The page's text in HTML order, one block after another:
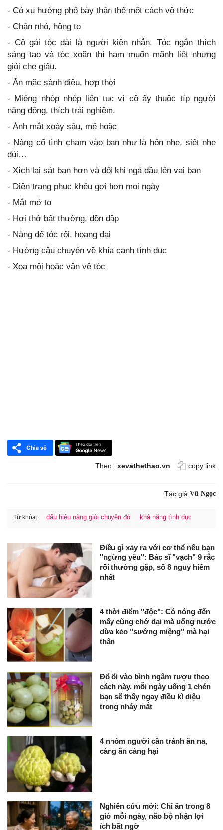
- Có xu hướng phô bày thân thể một cách vô thức
- Chân nhỏ, hông to
- Cô gái tóc dài là người kiên nhẫn. Tóc ngắn thích
sáng tạo và tóc xoăn thì ham muốn mãnh liệt nhưng
giỏi che giấu.
- Ăn mặc sành điệu, hợp thời
- Miệng nhóp nhép liên tục vì cô ấy thuộc típ người
năng động, thích trải nghiệm.
- Ánh mắt xoáy sâu, mê hoặc
- Nàng cố tình chạm vào bạn như là hôn nhẹ, siết nhẹ
đùi…
- Xích lại sát bạn hơn và đôi khi ngả đầu lên vai bạn
- Diện trang phục khêu gợi hơn mọi ngày
- Mắt mở to
- Hơi thở bất thường, dồn dập
- Nàng để tóc rối, hoang dại
- Hướng câu chuyện về khía cạnh tình dục
- Xoa môi hoặc vân vê tóc
Theo: xevathethao.vn copy link
Tác giả:Vũ Ngọc
Từ khóa: dấu hiệu nàng giỏi chuyện đó khả năng tình dục
Điều gì xảy ra với cơ thể nếu bạn
"ngừng yêu": Bác sĩ "vạch" 9 rắc
rối thường gặp, số 8 nguy hiểm
nhất
4 thời điểm "độc": Có nóng đến
mấy cũng chớ dại mà uống nước
dừa kẻo "sướng miệng" mà hại
thân
Đổ ổi vào bình ngâm rượu theo
cách này, mỗi ngày uống 1 chén
bạn sẽ thấy ngay điều kì diệu
trong nháy mắt
4 nhóm người cần tránh ăn na,
càng ăn càng hại
Nghiên cứu mới: Chỉ ăn trong 8
giờ mỗi ngày, não bộ nhận lợi
ích bất ngờ